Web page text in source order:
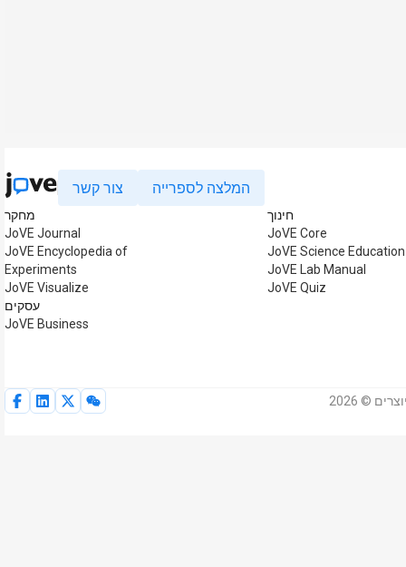
צור קשר המלצה לספרייה
מחקר
JoVE Journal
JoVE Encyclopedia of
Experiments
JoVE Visualize
עסקים
JoVE Business
חינוך
JoVE Core
JoVE Science Education
JoVE Lab Manual
JoVE Quiz